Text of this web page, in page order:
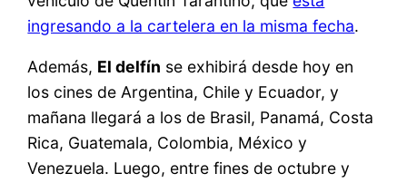
ingresando a la cartelera en la misma fecha.
Además, El delfín se exhibirá desde hoy en
los cines de Argentina, Chile y Ecuador, y
mañana llegará a los de Brasil, Panamá, Costa
Rica, Guatemala, Colombia, México y
Venezuela. Luego, entre fines de octubre y